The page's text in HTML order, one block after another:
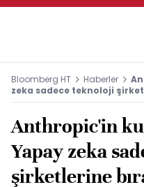
Bloomberg HT Haberler
zeka sadece teknoloji
Anthropic'in
Yapay zeka
şirketlerine